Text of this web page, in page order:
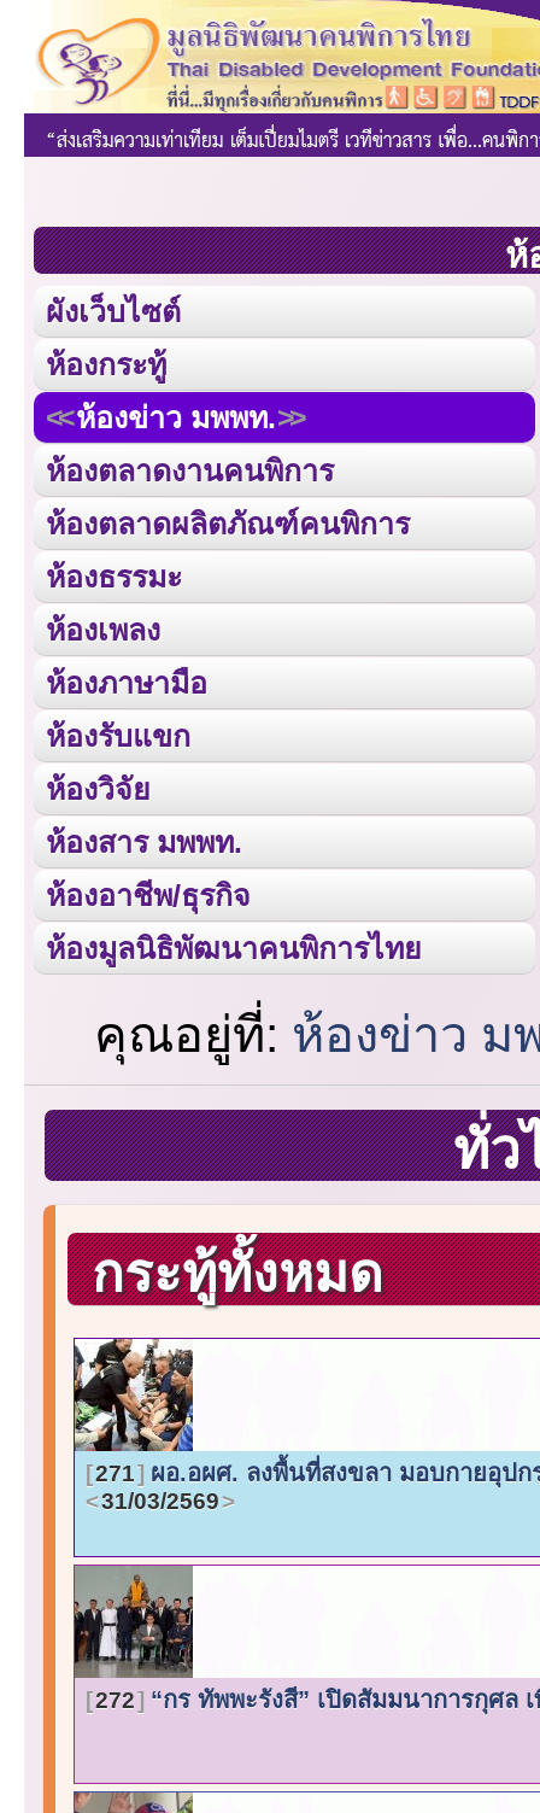
ห้
ผังเว็บไซต์
ห้องกระทู้
ห้องข่าว มพพท.
ห้องตลาดงานคนพิการ
ห้องตลาดผลิตภัณฑ์คนพิการ
ห้องธรรมะ
ห้องเพลง
ห้องภาษามือ
ห้องรับแขก
ห้องวิจัย
ห้องสาร มพพท.
ห้องอาชีพ/ธุรกิจ
ห้องมูลนิธิพัฒนาคนพิการไทย
คุณอยู่ที่: ห้องข่าว
ทั่ว
กระทู้ทั้งหมด
271 ผอ.อผศ. ลงพื้นที่สงขลา มอบกายอุป
31/03/2569
272 “กร ทัพพะรังสี” เปิดสัมมนาการกุศล